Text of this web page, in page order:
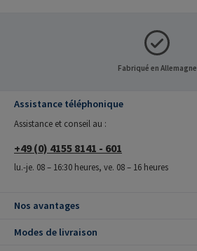
Fabriqué en Allemagne
Assistance téléphonique
Assistance et conseil au :
+49 (0) 4155 8141 - 601
lu.-je. 08 – 16:30 heures, ve. 08 – 16 heures
Nos avantages
Modes de livraison